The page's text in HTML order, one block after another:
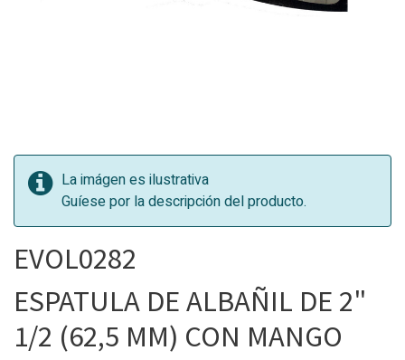
La imágen es ilustrativa
Guíese por la descripción del producto.
EVOL0282
ESPATULA DE ALBAÑIL DE 2"
1/2 (62,5 MM) CON MANGO